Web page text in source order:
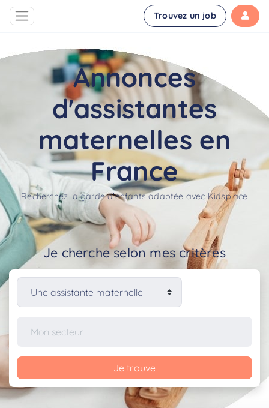
Trouvez un job
Annonces
d'assistantes
maternelles en
France
Recherchez la garde d'enfants adaptée avec Kidsplace
Je cherche selon mes critères
Je trouve